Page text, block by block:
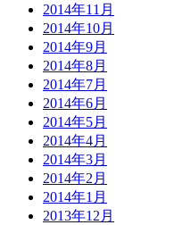
2014年11月
2014年10月
2014年9月
2014年8月
2014年7月
2014年6月
2014年5月
2014年4月
2014年3月
2014年2月
2014年1月
2013年12月